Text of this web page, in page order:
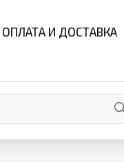
ОПЛАТА И ДОСТАВКА